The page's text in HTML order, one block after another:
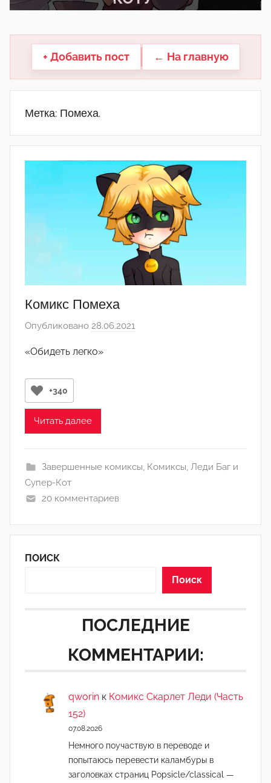
другие.
+ Добавить пост ← На главную
Метка: Помеха.
Комикс Помеха
Опубликовано 28.06.2021
e
«Обидеть легко»
+340
Читать далее
Завершенные комиксы Комиксы Леди Баг и
Супер-Кот
20 комментариев
ПОИСК
Поиск
ПОСЛЕДНИЕ
КОММЕНТАРИИ:
qworin к Комикс Скарлет Леди (Часть
152)
07.08.2026
Немного поучаствую в переводе и
попытаюсь перевести каламбуры в
заголовках страниц Popsicle/classical —